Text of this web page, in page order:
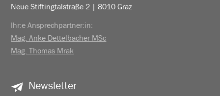
Neue Stiftingtalstraße 2 | 8010 Graz
Ihr:e Ansprechpartner:in:
Mag. Anke Dettelbacher MSc
Mag. Thomas Mrak
Newsletter